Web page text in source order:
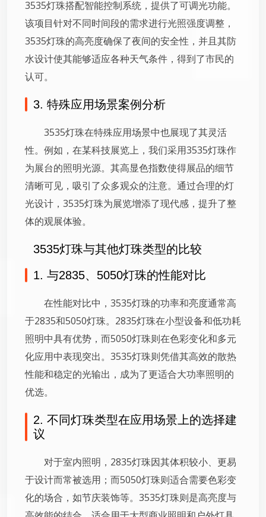
3535灯珠搭配智能控制系统，提供了可调光功能。
该项目针对不同时间段的需求进行光照强度调整，
3535灯珠的高亮度确保了夜间的安全性，并且其防
水设计使其能够适应各种天气条件，得到了市民的
认可。
3. 特殊应用场景案例分析
3535灯珠在特殊应用场景中也展现了其灵活
性。例如，在某科技展览上，我们采用3535灯珠作
为展台的照明光源。其高显色指数使得展品的细节
清晰可见，吸引了众多观众的注意。通过合理的灯
光设计，3535灯珠为展览增添了现代感，提升了整
体的观展体验。
3535灯珠与其他灯珠类型的比较
1. 与2835、5050灯珠的性能对比
在性能对比中，3535灯珠的功率和亮度通常高
于2835和5050灯珠。2835灯珠在小型设备和低功耗
照明中具有优势，而5050灯珠则在色彩变化和多元
化应用中表现突出。3535灯珠则凭借其高效的散热
性能和稳定的光输出，成为了更适合大功率照明的
优选。
2. 不同灯珠类型在应用场景上的选择建
议
对于室内照明，2835灯珠因其体积较小、更易
于设计而常被选用；而5050灯珠则适合需要色彩变
化的场合，如节庆装饰等。3535灯珠则是高亮度与